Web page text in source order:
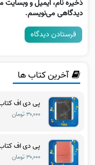
ذخیره نام، ایمیل و وبسایت
دیدگاهی می‌نویسم.
آخرین کتاب ها
پی دی اف کتاب
۳۰,۰۰۰ تومان
پی دی اف
۳۰,۰۰۰ تومان